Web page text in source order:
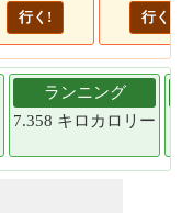
行く! 行く!
ランニング
7.358 キロカロリー